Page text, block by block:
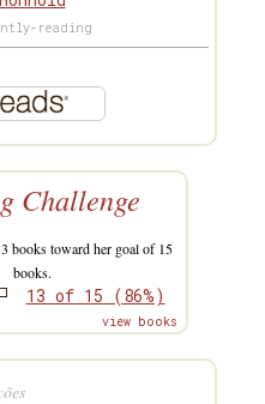
reading
Challenge
books toward her goal of 15
books.
13 of 15 (86%)
view books